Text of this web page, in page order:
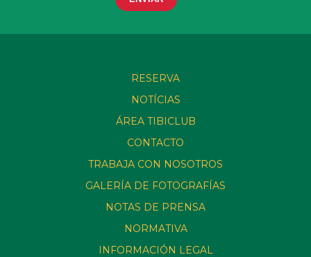
RESERVA
NOTÍCIAS
ÁREA TIBICLUB
CONTACTO
TRABAJA CON NOSOTROS
GALERÍA DE FOTOGRAFÍAS
NOTAS DE PRENSA
NORMATIVA
INFORMACIÓN LEGAL